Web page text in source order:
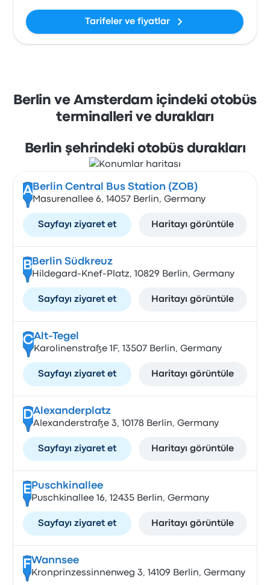
Tarifeler ve fiyatlar
Berlin ve Amsterdam içindeki otobüs
terminalleri ve durakları
Berlin şehrindeki otobüs durakları
A Berlin Central Bus Station (ZOB)
Masurenallee 6, 14057 Berlin, Germany
Sayfayı ziyaret et Haritayı görüntüle
B Berlin Südkreuz
Hildegard-Knef-Platz, 10829 Berlin, Germany
Sayfayı ziyaret et Haritayı görüntüle
CAlt-Tegel
Karolinenstraße 1F, 13507 Berlin, Germany
Sayfayı ziyaret et Haritayı görüntüle
DAlexanderplatz
Alexanderstraße 3, 10178 Berlin, Germany
Sayfayı ziyaret et Haritayı görüntüle
E Puschkinallee
Puschkinallee 16, 12435 Berlin, Germany
Sayfayı ziyaret et Haritayı görüntüle
F Wannsee
Kronprinzessinnenweg 3, 14109 Berlin, Germany